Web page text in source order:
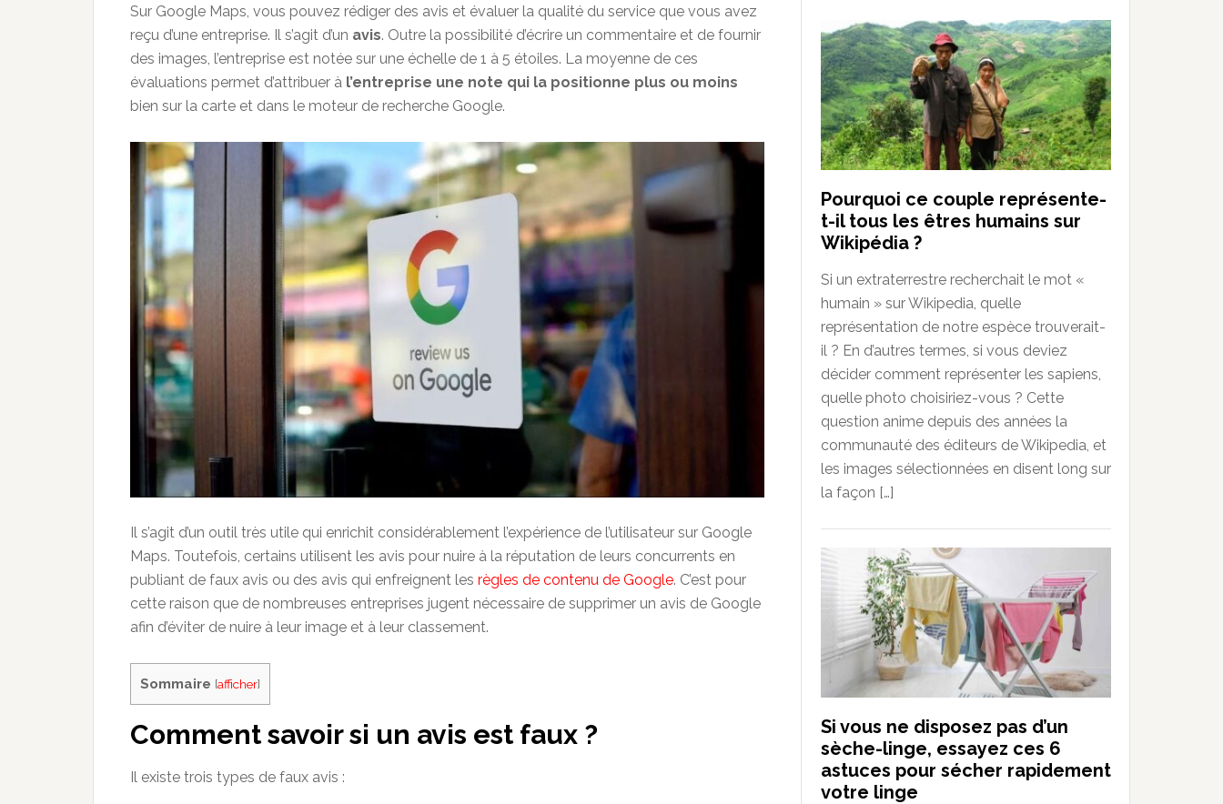
Sur Google Maps, vous pouvez rédiger des avis et évaluer la qualité du service que vous avez
reçu d’une entreprise. Il s’agit d’un avis. Outre la possibilité d’écrire un commentaire et de fournir
des images, l’entreprise est notée sur une échelle de 1 à 5 étoiles. La moyenne de ces
évaluations permet d’attribuer à l’entreprise une note qui la positionne plus ou moins
bien sur la carte et dans le moteur de recherche Google.
Il s’agit d’un outil très utile qui enrichit considérablement l’expérience de l’utilisateur sur Google
Maps. Toutefois, certains utilisent les avis pour nuire à la réputation de leurs concurrents en
publiant de faux avis ou des avis qui enfreignent les règles de contenu de Google. C’est pour
cette raison que de nombreuses entreprises jugent nécessaire de supprimer un avis de Google
afin d’éviter de nuire à leur image et à leur classement.
Sommaire [afficher]
Comment savoir si un avis est faux ?
Il existe trois types de faux avis :
Pourquoi ce couple représente-
t-il tous les êtres humains sur
Wikipédia ?
Si un extraterrestre recherchait le mot «
humain » sur Wikipedia, quelle
représentation de notre espèce trouverait-
il ? En d’autres termes, si vous deviez
décider comment représenter les sapiens,
quelle photo choisiriez-vous ? Cette
question anime depuis des années la
communauté des éditeurs de Wikipedia, et
les images sélectionnées en disent long sur
la façon […]
Si vous ne disposez pas d’un
sèche-linge, essayez ces 6
astuces pour sécher rapidement
votre linge